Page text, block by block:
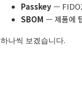
Passkey—
SBOM — 제품에
하나씩 보겠습니다.